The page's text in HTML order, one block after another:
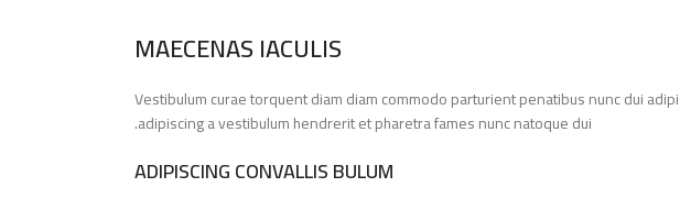
MAECENAS IACULIS
Vestibulum curae torquent diam diam commodo parturient penatibus nunc dui
adipiscing a vestibulum hendrerit et pharetra fames nunc natoque dui.
ADIPISCING CONVALLIS BULUM